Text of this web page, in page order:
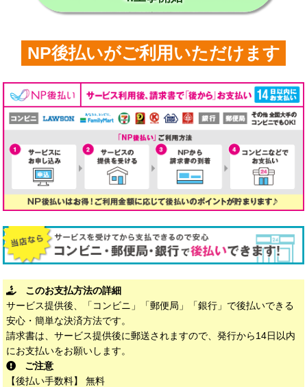
NP後払いがご利用いただけます
このお支払方法の詳細
サービス提供後、「コンビニ」「郵便局」「銀行」で後払いできる
安心・簡単な決済方法です。
請求書は、サービス提供後に郵送されますので、発行から14日以内
にお支払いをお願いします。
ご注意
【後払い手数料】 無料